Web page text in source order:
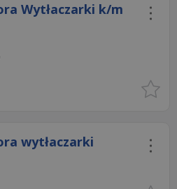
Wytłaczarki k/m
wytłaczarki